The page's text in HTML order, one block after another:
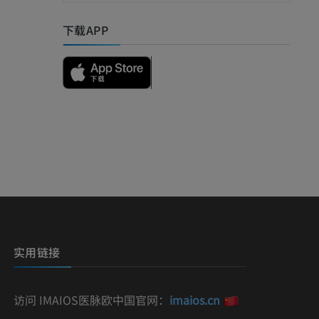
下载APP
实用链接
访问 IMAIOS医脉欧中国官网： imaios.cn